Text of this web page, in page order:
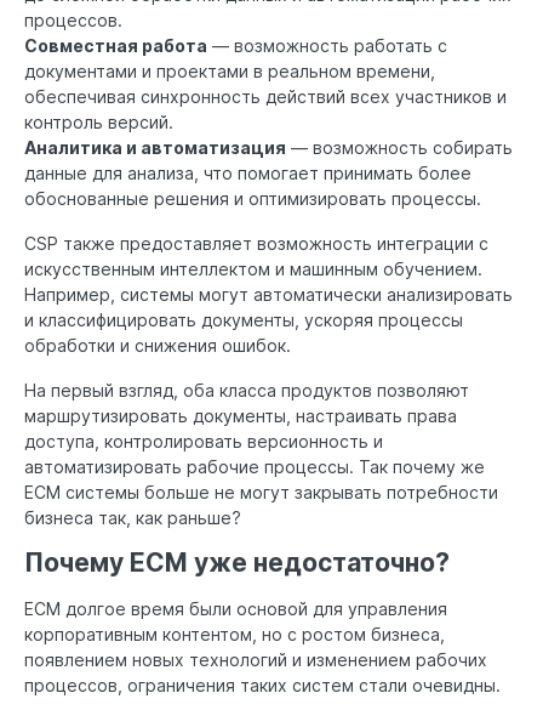
процессов.
Совместная работа — возможность работать с
документами и проектами в реальном времени,
обеспечивая синхронность действий всех участников и
контроль версий.
Аналитика и автоматизация — возможность собирать
данные для анализа, что помогает принимать более
обоснованные решения и оптимизировать процессы.
CSP также предоставляет возможность интеграции с
искусственным интеллектом и машинным обучением.
Например, системы могут автоматически анализировать
и классифицировать документы, ускоряя процессы
обработки и снижения ошибок.
На первый взгляд, оба класса продуктов позволяют
маршрутизировать документы, настраивать права
доступа, контролировать версионность и
автоматизировать рабочие процессы. Так почему же
ECM системы больше не могут закрывать потребности
бизнеса так, как раньше?
Почему ECM уже недостаточно?
ECM долгое время были основой для управления
корпоративным контентом, но с ростом бизнеса,
появлением новых технологий и изменением рабочих
процессов, ограничения таких систем стали очевидны.